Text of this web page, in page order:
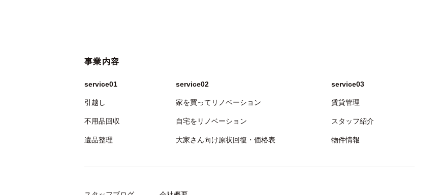
事業内容
service01
引越し
不用品回収
遺品整理
service02
家を買ってリノベーション
自宅をリノベーション
大家さん向け原状回復・価格表
service03
賃貸管理
スタッフ紹介
物件情報